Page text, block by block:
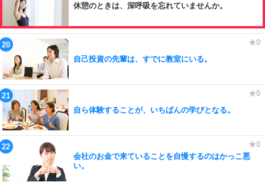
休憩のときは、深呼吸を忘れていませんか。
自己投資の先輩は、すでに教室にいる。
自ら体験することが、いちばんの学びとなる。
会社のお金で来ていることを自慢するのはかっこ悪
い。